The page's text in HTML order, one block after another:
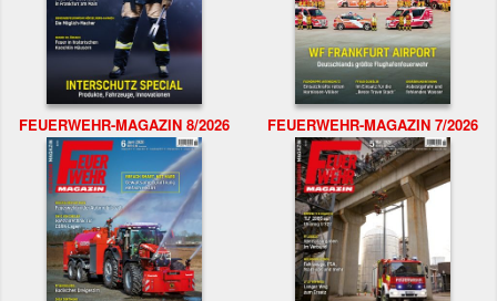
FEUERWEHR-MAGAZIN 8/2026 FEUERWEHR-MAGAZIN 7/2026